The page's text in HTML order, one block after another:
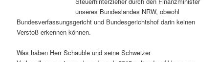
unseres Bundeslandes NRW, obwohl
Bundesverfassungsgericht und Bundesgerichtshof darin keinen
Verstoß erkennen können.
Was haben Herr Schäuble und seine Schweizer